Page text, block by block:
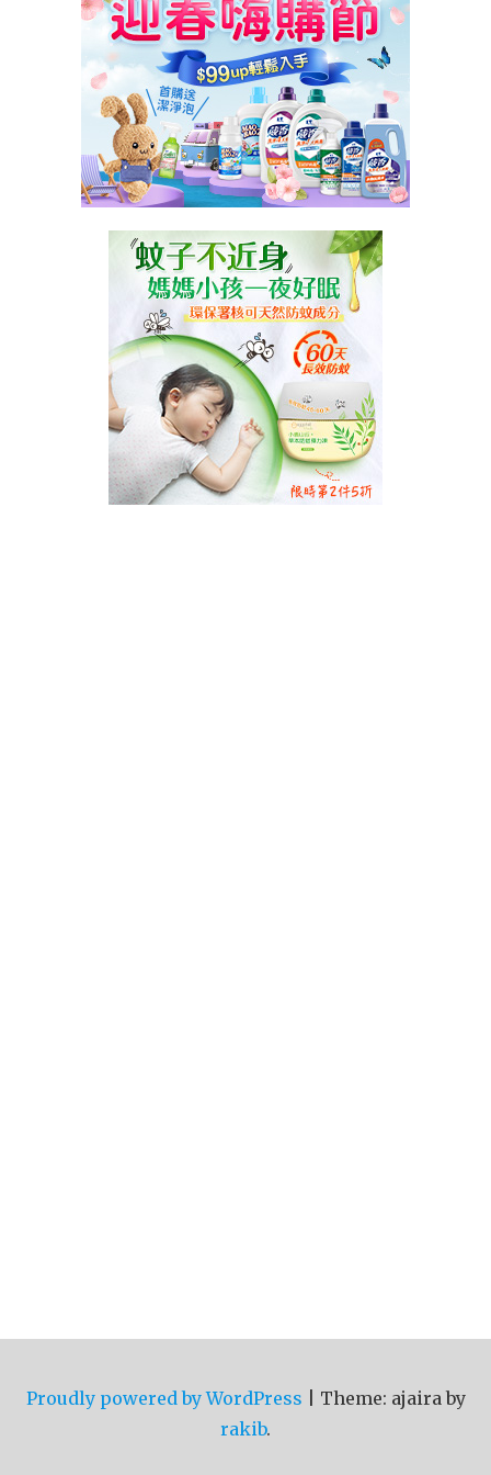
Proudly powered by WordPress
Theme: ajaira by
rakib.